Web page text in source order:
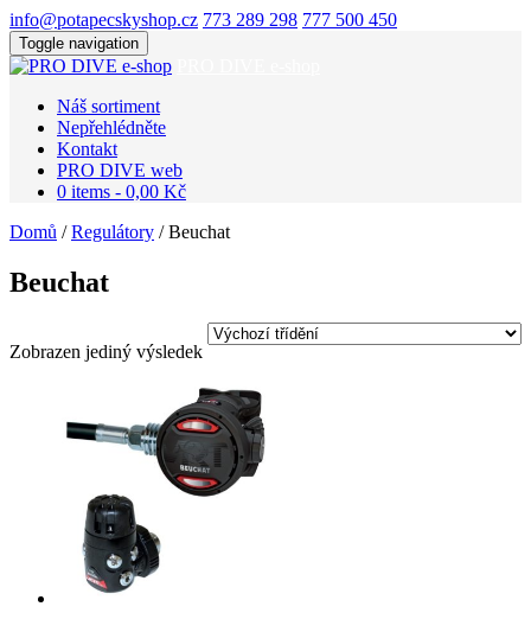
info@potapecskyshop.cz 773 289 298 777 500 450
Toggle navigation
Náš sortiment
Nepřehlédněte
Kontakt
PRO DIVE web
0 items - 0,00 Kč
Domů /Regulátory / Beuchat
Beuchat
Zobrazen jediný výsledek